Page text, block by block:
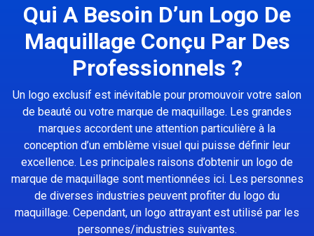
Qui A Besoin D’un Logo De
Maquillage Conçu Par Des
Professionnels ?
Un logo exclusif est inévitable pour promouvoir votre salon
de beauté ou votre marque de maquillage. Les grandes
marques accordent une attention particulière à la
conception d’un emblème visuel qui puisse définir leur
excellence. Les principales raisons d’obtenir un logo de
marque de maquillage sont mentionnées ici. Les personnes
de diverses industries peuvent profiter du logo du
maquillage. Cependant, un logo attrayant est utilisé par les
personnes/industries suivantes.